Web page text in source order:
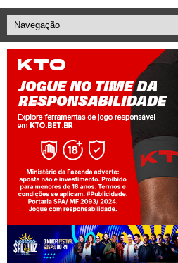
Jogue com responsabilidade. 18+